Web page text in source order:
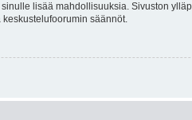
lisää mahdollisuuksia. Sivuston
säännöt.